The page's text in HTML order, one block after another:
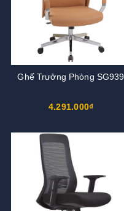
Ghế Trưởng Phòng SG939
4.291.000₫